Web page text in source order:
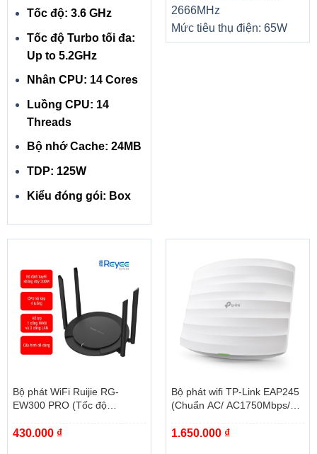
tạo.
suất trong thời gian thực theo yêu cầu trò chơi của bạn.
Tốc độ: 3.6 GHz
Tốc độ Turbo tối đa:
Up to 5.2GHz
Nhân CPU: 14 Cores
Luồng CPU: 14
Threads
Bộ nhớ Cache: 24MB
TDP: 125W
Kiểu đóng gói: Box
2666MHz
Mức tiêu thụ điện: 65W
Bộ phát WiFi Ruijie RG-
EW300 PRO (Tốc độ
430.000 ₫
Bộ phát wifi TP-Link EAP245
(Chuẩn AC/ AC1750Mbps/
45User/ Gắn trần/tường)
1.650.000 ₫